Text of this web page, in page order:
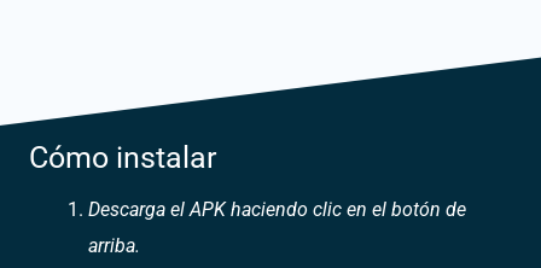
Cómo instalar
Descarga el APK haciendo clic en el botón de
arriba.